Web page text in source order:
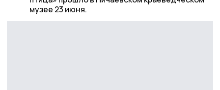
музее 23 июня.